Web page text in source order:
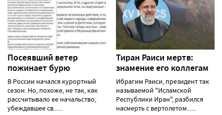
Посеявший ветер
пожинает бурю
В России начался курортный
сезон. Но, похоже, не так, как
рассчитывало ее начальство,
убеждавшее св......
Тиран Раиси мертв:
знамение его коллегам
Ибрагим Раиси, президент так
называемой "Исламской
Республики Иран", разбился
насмерть с вертолетом......